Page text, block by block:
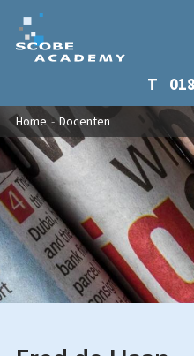
Overslaan en naar de inhoud gaan
T
U bent hier
Home - Docenten